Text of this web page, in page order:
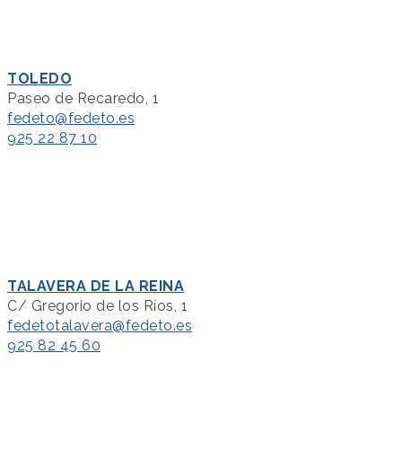
TOLEDO
Paseo de Recaredo, 1
fedeto@fedeto.es
925 22 87 10
TALAVERA DE LA REINA
C/ Gregorio de los Ríos, 1
fedetotalavera@fedeto.es
925 82 45 60